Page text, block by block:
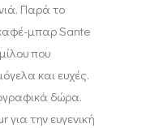
Παρά το
μπαρ Sante
που
και ευχές.
δώρα.
για την ευγενική